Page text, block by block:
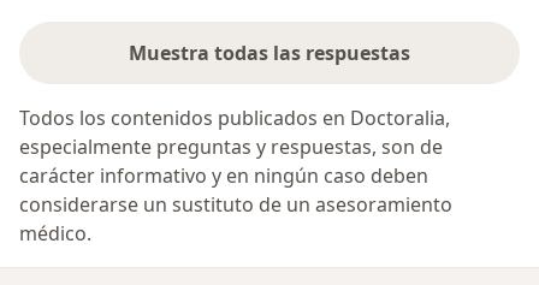
Muestra todas las respuestas
Todos los contenidos publicados en Doctoralia,
especialmente preguntas y respuestas, son de
carácter informativo y en ningún caso deben
considerarse un sustituto de un asesoramiento
médico.